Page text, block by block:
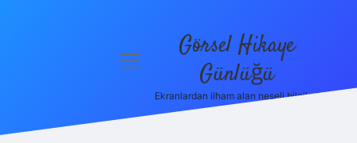
menüyü
Görsel Hikaye
Günlüğü
Ekranlardan ilham alan neşeli bilgiler!